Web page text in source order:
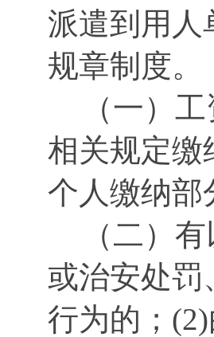
派遣到用人
规章制度。
（一）
相关规定缴
个人缴纳部
（二）
或治安处罚
行为的；